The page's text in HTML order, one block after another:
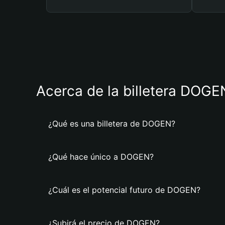
Acerca de la billetera
¿Qué es una billetera de DOGEN?
¿Qué hace único a DOGEN?
¿Cuál es el potencial futuro de DOGEN?
¿Subirá el precio de DOGEN?